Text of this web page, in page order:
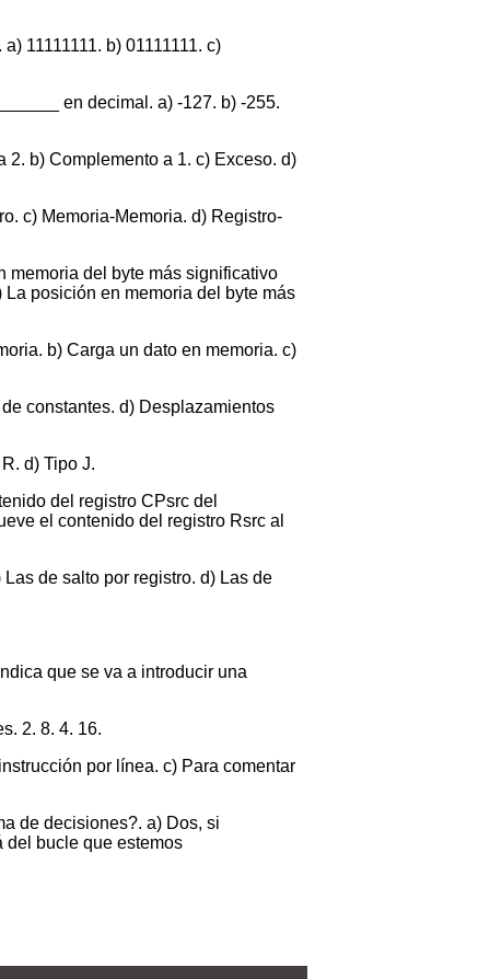
11111111. b) 01111111. c)
en decimal. a) -127. b) -255.
b) Complemento a 1. c) Exceso. d)
c) Memoria-Memoria. d) Registro-
memoria del byte más significativo
posición en memoria del byte más
b) Carga un dato en memoria. c)
constantes. d) Desplazamientos
d) Tipo J.
del registro CPsrc del
el contenido del registro Rsrc al
de salto por registro. d) Las de
que se va a introducir una
2. 8. 4. 16.
por línea. c) Para comentar
de decisiones?. a) Dos, si
del bucle que estemos